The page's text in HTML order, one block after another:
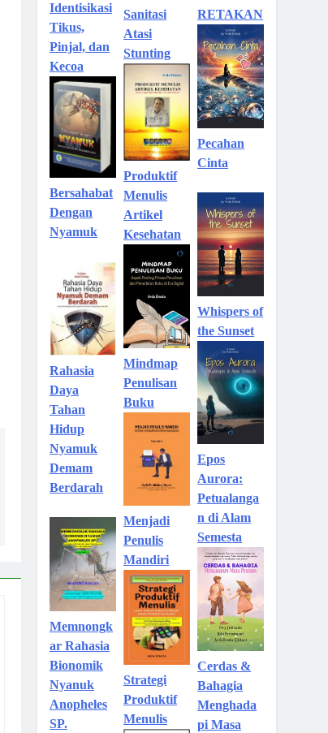
Identisikasi
Tikus,
Pinjal, dan
Kecoa
Bersahabat
Dengan
Nyamuk
Rahasia
Daya
Tahan
Hidup
Nyamuk
Demam
Berdarah
Memnongk
ar Rahasia
Bionomik
Nyanuk
Anopheles
SP.
Sanitasi
Atasi
Stunting
Produktif
Menulis
Artikel
Kesehatan
Mindmap
Penulisan
Buku
Menjadi
Penulis
Mandiri
Strategi
Produktif
Menulis
RETAKAN
Pecahan
Cinta
Whispers of
the Sunset
Epos
Aurora:
Petualanga
n di Alam
Semesta
Cerdas &
Bahagia
Menghada
pi Masa